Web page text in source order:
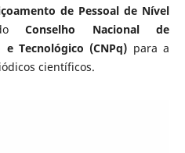
de Pessoal de Nível
Conselho Nacional de
Tecnológico (CNPq) para a
científicos.